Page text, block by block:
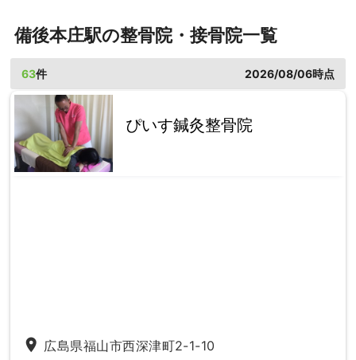
備後本庄駅の整骨院・接骨院一覧
63件 2026/08/06時点
ぴいす鍼灸整骨院
place 広島県福山市西深津町2-1-10